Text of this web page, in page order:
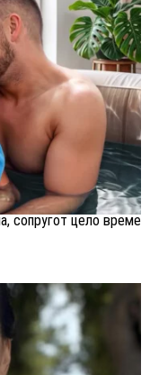
сопругот цело време